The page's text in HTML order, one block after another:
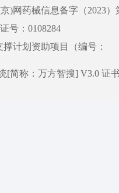
)网药械信息备字（2023）
号：0108284
计划资助项目（编号：
[简称：万方智搜] V3.0 证